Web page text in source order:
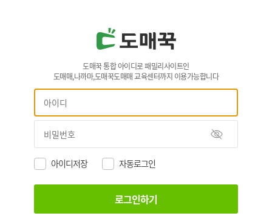
도매꾹 통합 아이디로 패밀리사이트인
도매매,나까마,도매꾹도매매 교육센터까지 이용가능합니다
아이디저장 자동로그인